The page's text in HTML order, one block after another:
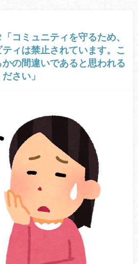
「コミュニティを守るため、
ィは禁止されています。こ
の間違いであると思われる
さい」